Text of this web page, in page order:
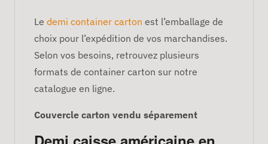
Le demi container carton est l’emballage de
choix pour l’expédition de vos marchandises.
Selon vos besoins, retrouvez plusieurs
formats de container carton sur notre
catalogue en ligne.
Couvercle carton vendu séparement